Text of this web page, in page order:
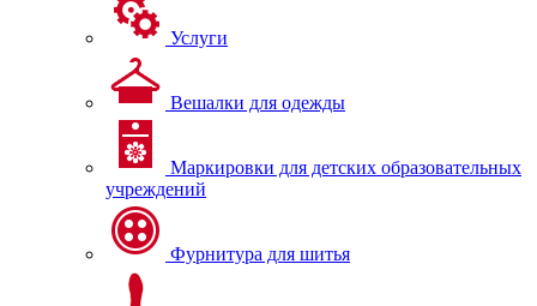
Услуги
Вешалки для одежды
Маркировки для детских образовательных
учреждений
Фурнитура для шитья